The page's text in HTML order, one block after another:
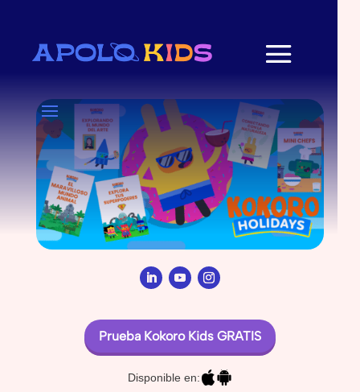
Prueba Kokoro Kids GRATIS
Disponible en: